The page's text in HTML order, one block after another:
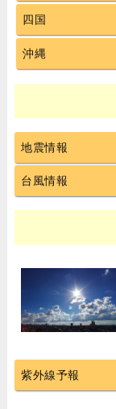
四国
沖縄
地震情報
台風情報
紫外線予報